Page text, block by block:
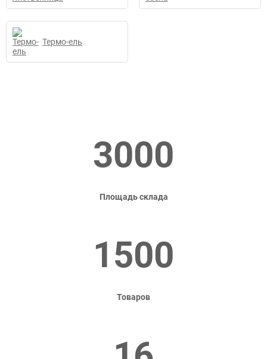
Термо-ель
3000
Площадь склада
1500
Товаров